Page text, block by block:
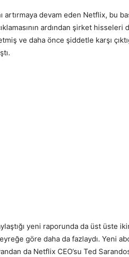
devam eden Netflix, bu
ardından şirket hisseleri
ve daha önce şiddetle karşı
yeni raporunda da üst üste
göre daha da fazlaydı. Yeni
da Netflix CEO’su Ted